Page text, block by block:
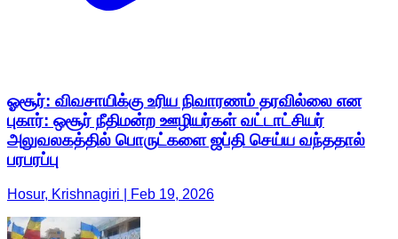
ஓசூர்: விவசாயிக்கு உரிய நிவாரணம் தரவில்லை என
புகார்: ஒசூர் நீதிமன்ற ஊழியர்கள் வட்டாட்சியர்
அலுவலகத்தில் பொருட்களை ஜப்தி செய்ய வந்ததால்
பரபரப்பு
Hosur, Krishnagiri | Feb 19, 2026